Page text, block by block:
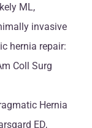
ML,
invasive
hernia repair:
Coll Surg
Hernia
ED,